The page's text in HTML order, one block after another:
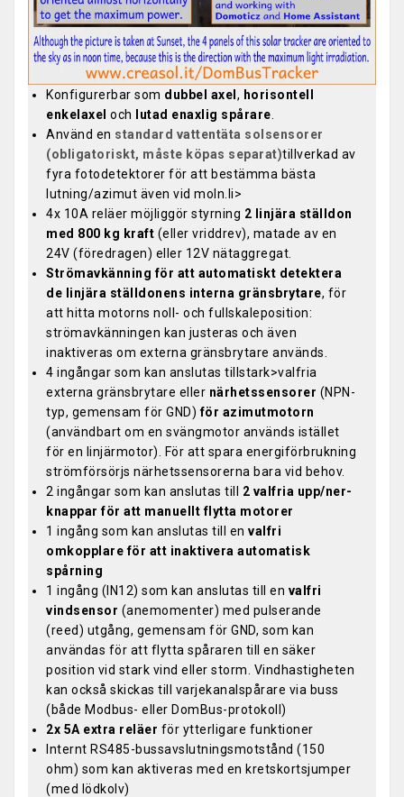
Konfigurerbar som dubbel axel , horisontell
enkelaxel och lutad enaxlig spårare
Använd en standard vattentäta solsensorer
(obligatoriskt, måste köpas separat)tillverkad av
fyra fotodetektorer för att bestämma bästa
lutning/azimut även vid moln.li>
4x 10A reläer möjliggör styrning 2 linjära ställdon
med 800 kg kraft (eller vriddrev), matade av en
24V (föredragen) eller 12V nätaggregat.
Strömavkänning för att automatiskt detektera
de linjära ställdonens interna gränsbrytare, för
att hitta motorns noll- och fullskaleposition:
strömavkänningen kan justeras och även
inaktiveras om externa gränsbrytare används.
4 ingångar som kan anslutas tillstark>valfria
externa gränsbrytare eller närhetssensorer (NPN-
typ, gemensam för GND)för azimutmotorn
(användbart om en svängmotor används istället
för en linjärmotor). För att spara energiförbrukning
strömförsörjs närhetssensorerna bara vid behov.
2 ingångar som kan anslutas till 2 valfria upp/ner-
knappar för att manuellt flytta motorer
1 ingång som kan anslutas till en valfri
omkopplare för att inaktivera automatisk
spårning
1 ingång (IN12) som kan anslutas till en valfri
vindsensor (anemomenter) med pulserande
(reed) utgång, gemensam för GND, som kan
användas för att flytta spåraren till en säker
position vid stark vind eller storm. Vindhastigheten
kan också skickas till varjekanalspårare via buss
(både Modbus- eller DomBus-protokoll)
2x 5A extra reläer för ytterligare funktioner
Internt RS485-bussavslutningsmotstånd (150
ohm) som kan aktiveras med en kretskortsjumper
(med lödkolv)